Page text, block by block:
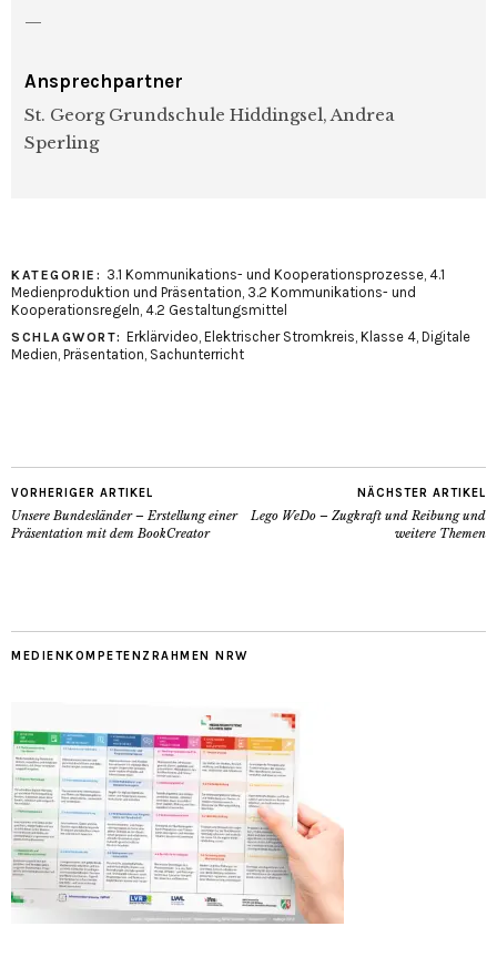
—
Ansprechpartner
St. Georg Grundschule Hiddingsel, Andrea
Sperling
KATEGORIE: 3.1 Kommunikations- und Kooperationsprozesse, 4.1
Medienproduktion und Präsentation, 3.2 Kommunikations- und
Kooperationsregeln, 4.2 Gestaltungsmittel
SCHLAGWORT: Erklärvideo, Elektrischer Stromkreis, Klasse 4, Digitale
Medien, Präsentation, Sachunterricht
VORHERIGER ARTIKEL
Unsere Bundesländer – Erstellung einer
Präsentation mit dem BookCreator
NÄCHSTER ARTIKEL
Lego WeDo – Zugkraft und Reibung und
weitere Themen
MEDIENKOMPETENZRAHMEN NRW